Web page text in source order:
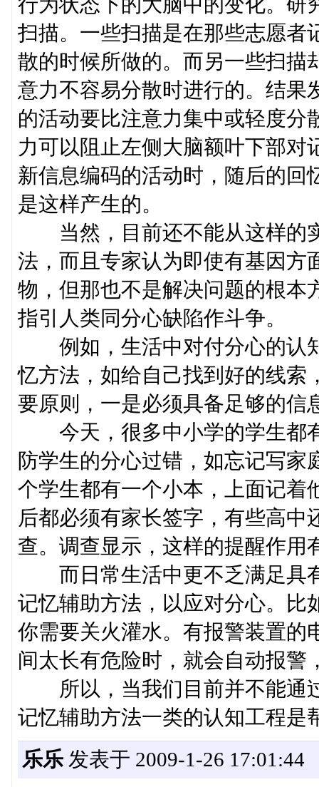
扫描。一些扫描是在那些志愿者
散的时候所做的。而另一些扫描
意力不容易分散时进行的。结果
的活动要比注意力集中或轻度分
力可以阻止左侧大脑额叶下部对
新信息编码的活动时，随后的回
是这样产生的。
当然，目前还不能从这样的
法，而且专家认为即使有基因方
物，但那也不是解决问题的根本
指引人类同分心缺陷作斗争。
例如，生活中对付分心的认
忆方法，如给自己找到好的线索
要原则，一是必须具备足够的信
今天，很多中小学的学生都
防学生的分心过错，如忘记写
个学生都有一个小本，上面记着
后都必须有家长签字，有些高
查。调查显示，这样的提醒作用
而日常生活中更不乏满足具
记忆辅助方法，以应对分心。比
你需要关火灌水。有报警装置的
间太长有危险时，就会自动报警
所以，当我们目前并不能通
记忆辅助方法一类的认知工程是
乐乐发表于 2009-1-26 17:01:44